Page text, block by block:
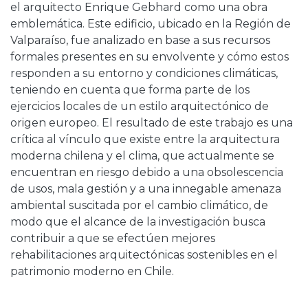
el arquitecto Enrique Gebhard como una obra
emblemática. Este edificio, ubicado en la Región de
Valparaíso, fue analizado en base a sus recursos
formales presentes en su envolvente y cómo estos
responden a su entorno y condiciones climáticas,
teniendo en cuenta que forma parte de los
ejercicios locales de un estilo arquitectónico de
origen europeo. El resultado de este trabajo es una
crítica al vínculo que existe entre la arquitectura
moderna chilena y el clima, que actualmente se
encuentran en riesgo debido a una obsolescencia
de usos, mala gestión y a una innegable amenaza
ambiental suscitada por el cambio climático, de
modo que el alcance de la investigación busca
contribuir a que se efectúen mejores
rehabilitaciones arquitectónicas sostenibles en el
patrimonio moderno en Chile.